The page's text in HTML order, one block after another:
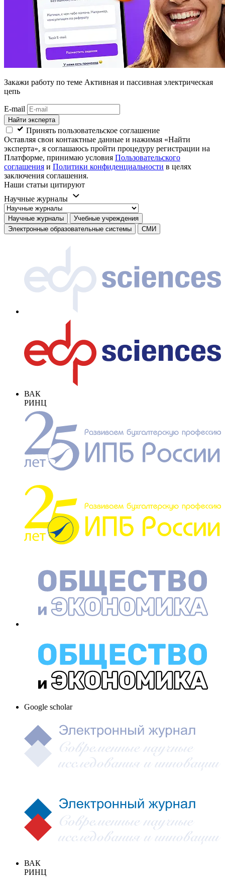
Закажи работу по теме Активная и пассивная электрическая
цепь
E-mail
Найти эксперта
Принять пользовательское соглашение
Оставляя свои контактные данные и нажимая «Найти
эксперта», я соглашаюсь пройти процедуру регистрации на
Платформе, принимаю условия Пользовательского
соглашения и Политики конфиденциальности в целях
заключения соглашения.
Наши статьи цитируют
Научные журналы
Научные журналы
Учебные учреждения
Электронные образовательные системы
СМИ
ВАК
РИНЦ
Google scholar
ВАК
РИНЦ